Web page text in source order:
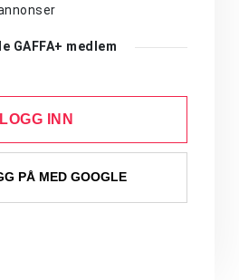
GAFFA+ medlem
LOGG INN
PÅ MED GOOGLE